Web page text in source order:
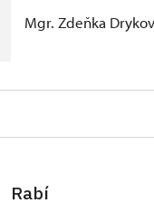
Mgr. Zdeňka
Rabí